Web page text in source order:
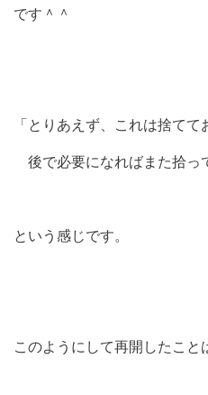
です＾＾
「とりあえず、これは捨てて
後で必要になればまた拾っ
という感じです。
このようにして再開したこと